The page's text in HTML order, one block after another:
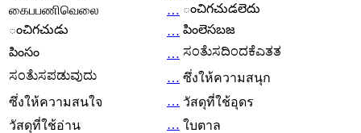
கைபபணிவெலை
… ంచిగచుడలెదు
ంచిగచుడు
… పింలెసబజ
పింసం
… ಸಂತೆುಸದಿಂದಕೆಎತತ
ಸಂತೆುಸಪಡುವುದು
… ซึ่งให้ความสนุก
ซึ่งให้ความสนใจ
… วัสดุที่ใช้อุดร
วัสดุที่ใช้อ่าน
… ใบตาล